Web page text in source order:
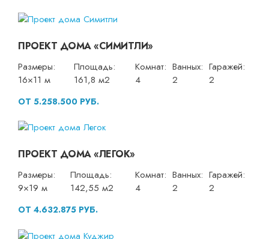
ПРОЕКТ ДОМА «СИМИТЛИ»
Размеры:
16×11 м
Площадь:
161,8 м2
Комнат:
4
Ванных:
2
Гаражей:
2
ОТ 5.258.500 РУБ.
ПРОЕКТ ДОМА «ЛЕГОК»
Размеры:
9×19 м
Площадь:
142,55 м2
Комнат:
4
Ванных:
2
Гаражей:
2
ОТ 4.632.875 РУБ.